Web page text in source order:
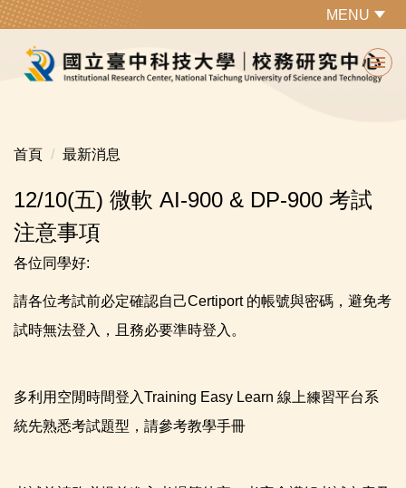
跳
區
MENU
首頁 最新消息
12/10(五) 微軟 AI-900 & DP-900 考試
注意事項
各位同學好:
請各位考試前必定確認自己Certiport 的帳號與密碼，避免考
試時無法登入，且務必要準時登入。
多利用空閒時間登入Training Easy Learn 線上練習平台系
統先熟悉考試題型，請參考教學手冊